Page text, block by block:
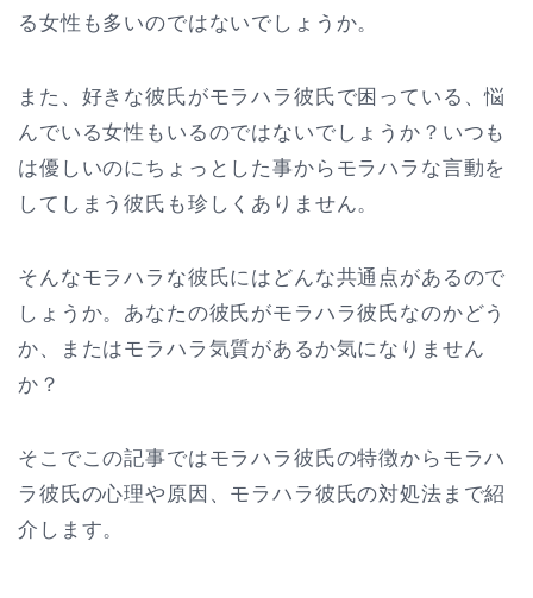
る女性も多いのではないでしょうか。
また、好きな彼氏がモラハラ彼氏で困っている、悩
んでいる女性もいるのではないでしょうか？いつも
は優しいのにちょっとした事からモラハラな言動を
してしまう彼氏も珍しくありません。
そんなモラハラな彼氏にはどんな共通点があるので
しょうか。あなたの彼氏がモラハラ彼氏なのかどう
か、またはモラハラ気質があるか気になりません
か？
そこでこの記事ではモラハラ彼氏の特徴からモラハ
ラ彼氏の心理や原因、モラハラ彼氏の対処法まで紹
介します。